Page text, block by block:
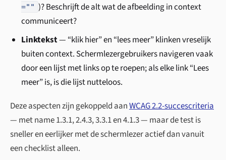
="" )? Beschrijft de alt wat de afbeelding in context
communiceert?
Linktekst— “klik hier” en “lees meer” klinken vreselijk
buiten context. Schermlezergebruikers navigeren vaak
door een lijst met links op te roepen; als elke link “Lees
meer” is, is die lijst nutteloos.
Deze aspecten zijn gekoppeld aanWCAG 2.2-succescriteria
— met name 1.3.1, 2.4.3, 3.3.1 en 4.1.3 — maar de test is
sneller en eerlijker met de schermlezer actief dan vanuit
een checklist alleen.